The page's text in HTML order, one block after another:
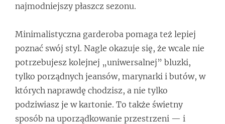
najmodniejszy płaszcz sezonu.
Minimalistyczna garderoba pomaga też lepiej
poznać swój styl. Nagle okazuje się, że wcale nie
potrzebujesz kolejnej „uniwersalnej” bluzki,
tylko porządnych jeansów, marynarki i butów, w
których naprawdę chodzisz, a nie tylko
podziwiasz je w kartonie. To także świetny
sposób na uporządkowanie przestrzeni — i